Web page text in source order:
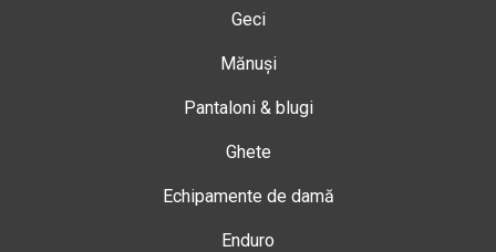
Geci
Mănuși
Pantaloni & blugi
Ghete
Echipamente de damă
Enduro